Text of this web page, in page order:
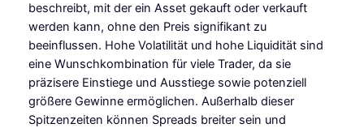
beschreibt, mit der ein Asset gekauft oder verkauft
werden kann, ohne den Preis signifikant zu
beeinflussen. Hohe Volatilität und hohe Liquidität sind
eine Wunschkombination für viele Trader, da sie
präzisere Einstiege und Ausstiege sowie potenziell
größere Gewinne ermöglichen. Außerhalb dieser
Spitzenzeiten können Spreads breiter sein und